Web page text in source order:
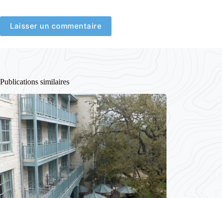
Laisser un commentaire
Publications similaires